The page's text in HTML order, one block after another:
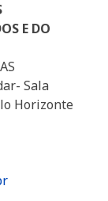
E DO
Sala
Horizonte